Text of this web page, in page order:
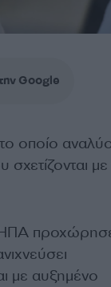
Google
οποίο
σχετίζονται
ΗΠΑ
με αυξημένο